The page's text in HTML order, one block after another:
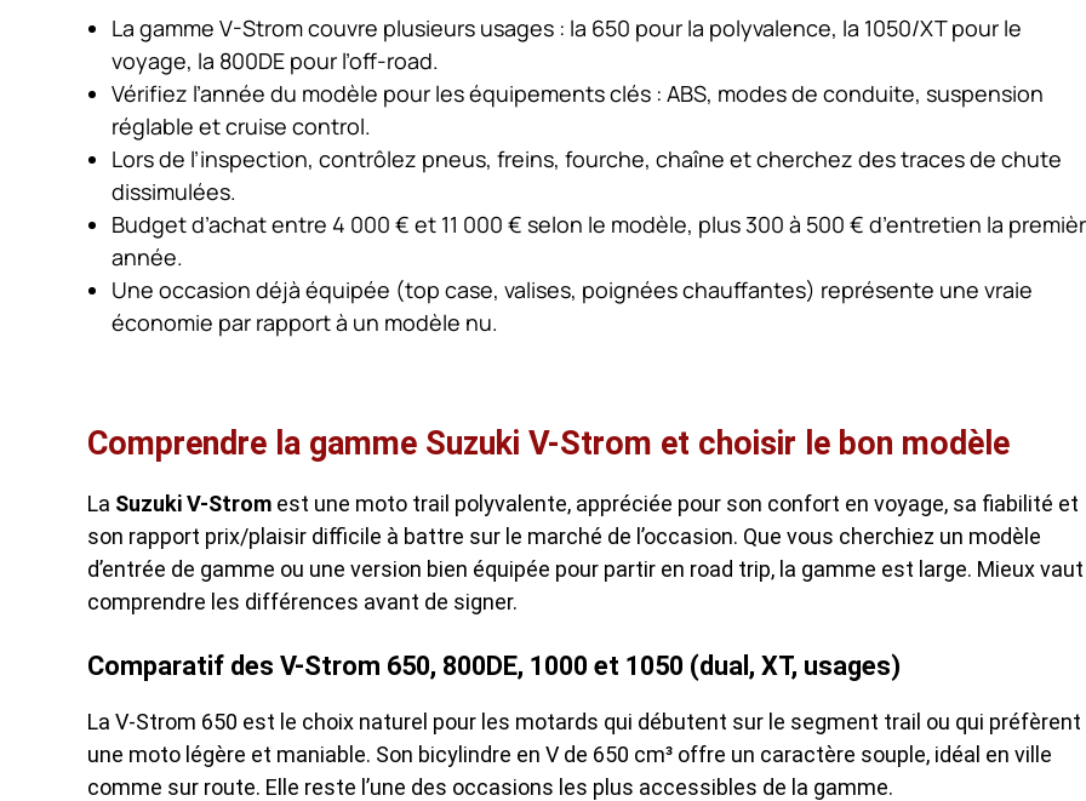
La gamme V-Strom couvre plusieurs usages : la 650 pour la polyvalence, la 1050/XT pour le
voyage, la 800DE pour l’off-road.
Vérifiez l’année du modèle pour les équipements clés : ABS, modes de conduite, suspension
réglable et cruise control.
Lors de l’inspection, contrôlez pneus, freins, fourche, chaîne et cherchez des traces de chute
dissimulées.
Budget d’achat entre 4 000 € et 11 000 € selon le modèle, plus 300 à 500 € d’entretien la
année.
Une occasion déjà équipée (top case, valises, poignées chauffantes) représente une vraie
économie par rapport à un modèle nu.
Comprendre la gamme Suzuki V-Strom et choisir le bon modèle
La Suzuki V-Strom est une moto trail polyvalente, appréciée pour son confort en voyage, sa fiabilité et
son rapport prix/plaisir difficile à battre sur le marché de l’occasion. Que vous cherchiez un modèle
d’entrée de gamme ou une version bien équipée pour partir en road trip, la gamme est large. Mieux vaut
comprendre les différences avant de signer.
Comparatif des V-Strom 650, 800DE, 1000 et 1050 (dual, XT, usages)
La V-Strom 650 est le choix naturel pour les motards qui débutent sur le segment trail ou qui préfèrent
une moto légère et maniable. Son bicylindre en V de 650 cm³ offre un caractère souple, idéal en ville
comme sur route. Elle reste l’une des occasions les plus accessibles de la gamme.